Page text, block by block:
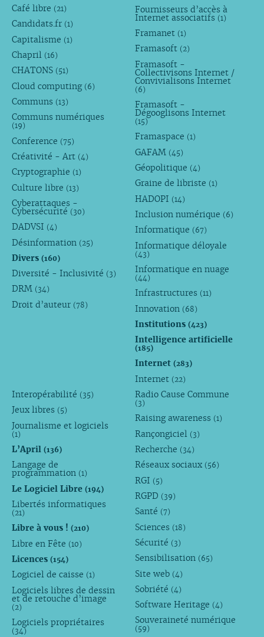
Café libre (21)
Candidats.fr (1)
Capitalisme (1)
Chapril (16)
CHATONS (51)
Cloud computing (6)
Communs (13)
Communs numériques
(19)
Conference (75)
Créativité - Art (4)
Cryptographie (1)
Culture libre (13)
Cyberattaques -
Cybersécurité (30)
DADVSI (4)
Désinformation (25)
Divers (160)
Diversité - Inclusivité (3)
DRM (34)
Droit d’auteur (78)
Fournisseurs d’accès à
Internet associatifs (1)
Framanet (1)
Framasoft (2)
Framasoft -
Collectivisons Internet /
Convivialisons Internet
(6)
Framasoft -
Dégooglisons Internet
(15)
Framaspace (1)
GAFAM (45)
Géopolitique (4)
Graine de libriste (1)
HADOPI (14)
Inclusion numérique (6)
Informatique (67)
Informatique déloyale
(43)
Informatique en nuage
(44)
Infrastructures (11)
Innovation (68)
Institutions(423)
Intelligence artificielle
(185)
Internet(283)
Internet (22)
Interopérabilité (35)
Jeux libres (5)
Journalisme et logiciels
(1)
L’April (136)
Langage de
programmation (1)
Le Logiciel Libre (194)
Libertés informatiques
(21)
Libre à vous ! (210)
Libre en Fête (10)
Licences (154)
Logiciel de caisse (1)
Logiciels libres de dessin
et de retouche d’image
(2)
Logiciels propriétaires
(34)
Radio Cause Commune
(3)
Raising awareness (1)
Rançongiciel (3)
Recherche (34)
Réseaux sociaux (56)
RGI (5)
RGPD (39)
Santé (7)
Sciences (18)
Sécurité (3)
Sensibilisation (65)
Site web (4)
Sobriété (4)
Software Heritage (4)
Souveraineté numérique
(59)